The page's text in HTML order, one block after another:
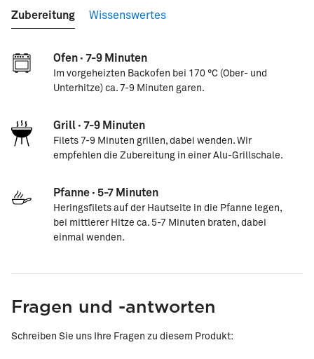
Zubereitung Wissenswertes
Ofen · 7-9 Minuten
Im vorgeheizten Backofen bei 170 °C (Ober- und
Unterhitze) ca. 7-9 Minuten garen.
Grill · 7-9 Minuten
Filets 7-9 Minuten grillen, dabei wenden. Wir
empfehlen die Zubereitung in einer Alu-Grillschale.
Pfanne · 5-7 Minuten
Heringsfilets auf der Hautseite in die Pfanne legen,
bei mittlerer Hitze ca. 5-7 Minuten braten, dabei
einmal wenden.
Fragen und -antworten
Schreiben Sie uns Ihre Fragen zu diesem Produkt: